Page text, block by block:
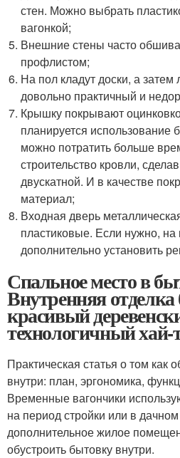
стен. Можно выбрать
вагонкой;
Внешние стены часто
профлистом;
На пол кладут доски, а
довольно практичный и
Крышку покрывают
планируется использование
можно потратить больше
строительство кровли,
двускатной. И в качестве
материал;
Входная дверь
пластиковые. Если нужно,
дополнительно установить
Спальное место в
Внутренняя
красивый
технологичный хай-
Практическая статья о том как
внутри: план, эргономика,
Временные вагончики
на период стройки или в дачном
дополнительное жилое
обустроить бытовку внутри.